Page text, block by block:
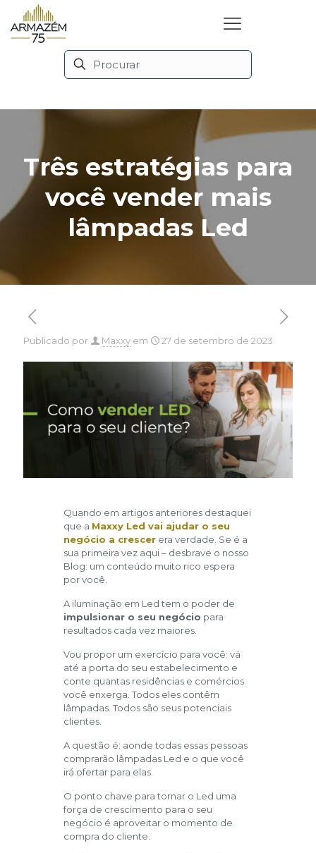
Três estratégias para
você vender mais
lâmpadas Led
Publicado por Maxxy em 27 de setembro de 2023
Quando em artigos anteriores destaquei
que a Maxxy Led vai ajudar o seu
negócio a crescer era verdade. Se é a
sua primeira vez aqui – desbrave o nosso
Blog: um conteúdo muito rico espera
por você.
A iluminação em Led tem o poder de
impulsionar o seu negócio para
resultados cada vez maiores.
Vou propor um exercício para você: vá
até a porta do seu estabelecimento e
conte quantas residências e comércios
você enxerga. Todos eles contêm
lâmpadas. Todos são seus potenciais
clientes.
A questão é: aonde todas essas pessoas
comprarão lâmpadas Led e o que você
irá ofertar para elas.
O ponto chave para tornar o Led uma
força de crescimento para o seu
negócio é aproveitar o momento de
compra do cliente.